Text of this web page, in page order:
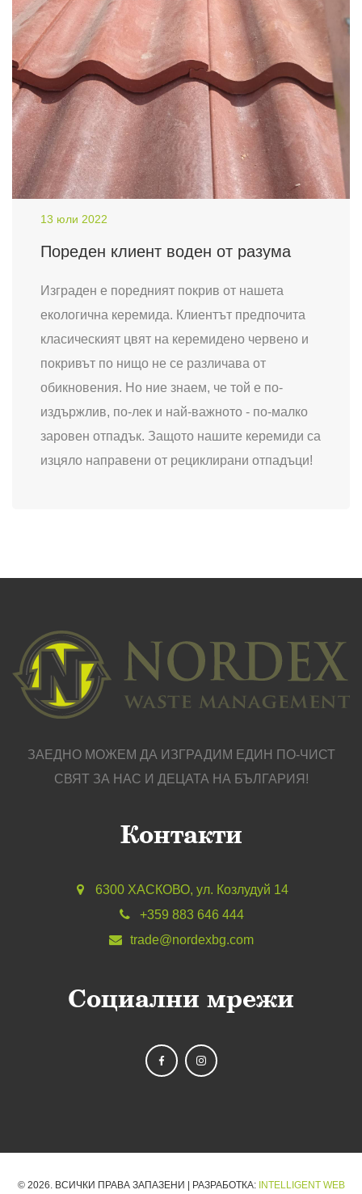
13 юли 2022
Пореден клиент воден от разума
Изграден е поредният покрив от нашета
екологична керемида. Клиентът предпочита
класическият цвят на керемидено червено и
покривът по нищо не се различава от
обикновения. Но ние знаем, че той е по-
издържлив, по-лек и най-важното - по-малко
заровен отпадък. Защото нашите керемиди са
изцяло направени от рециклирани отпадъци!
ЗАЕДНО МОЖЕМ ДА ИЗГРАДИМ ЕДИН ПО-ЧИСТ
СВЯТ ЗА НАС И ДЕЦАТА НА БЪЛГАРИЯ!
Контакти
6300 ХАСКОВО, ул. Козлудуй 14
+359 883 646 444
trade@nordexbg.com
Социални мрежи
© 2026. ВСИЧКИ ПРАВА ЗАПАЗЕНИ | РАЗРАБОТКА: INTELLIGENT WEB